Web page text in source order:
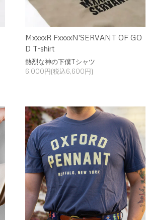
MxxxxR FxxxxN'SERVANT OF GO
D T-shirt
熱烈な神の下僕Tシャツ
6,000円(税込6,600円)